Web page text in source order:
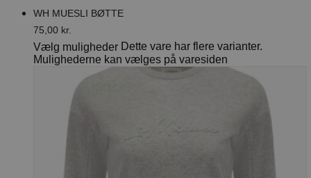
WH MUESLI BØTTE
75,00 kr.
Vælg muligheder Dette vare har flere varianter.
Mulighederne kan vælges på varesiden